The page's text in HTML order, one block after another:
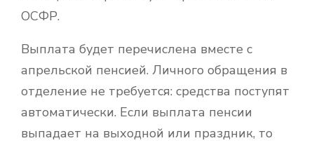
ОСФР.
Выплата будет перечислена вместе с
апрельской пенсией. Личного обращения в
отделение не требуется: средства поступят
автоматически. Если выплата пенсии
выпадает на выходной или праздник, то